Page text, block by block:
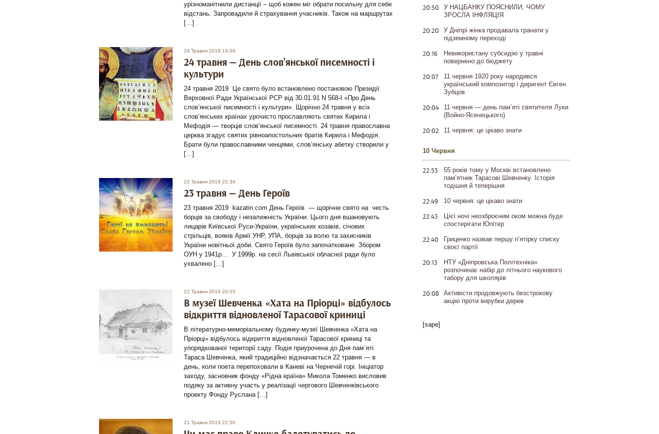
урізноманітнили дистанції – щоб кожен міг обрати посильну для себе
відстань. Запровадили й страхування учасників. Також на маршрутах
[…]
24 Травня 2019 14:09
24 травня — День слов’янської писемності і
культури
24 травня 2019 Це свято було встановлено постановою Президії
Верховної Ради Української РСР від 30.01.91 N 568-I «Про День
слов’янської писемності і культури». Щорічно 24 травня у всіх
слов’янських країнах урочисто прославляють святих Кирила і
Мефодія — творців слов’янської писемності. 24 травня православна
церква згадує святих рівноапостольних братів Кирила і Мефодія.
Брати були православними ченцями, слов’янську абетку створили у
[…]
23 Травня 2019 22:34
23 травня — День Героїв
23 травня 2019 kazatin.com День Героїв — щорічне свято на честь
борців за свободу і незалежність України. Цього дня вшановують
лицарів Київської Руси-України, українських козаків, січових
стрільців, вояків Армії УНР, УПА, борців за волю та захисників
України новітньої доби. Свято Героїв було започатковане Збором
ОУН у 1941р… У 1999р. на сесії Львівської обласної ради було
ухвалено […]
22 Травня 2019 20:03
В музеї Шевченка «Хата на Пріорці» відбулось
відкриття відновленої Тарасової криниці
В літературно-меморіальному будинку-музеї Шевченка «Хата на
Пріорці» відбулось відкриття відновленої Тарасової криниці та
упорядкованої території саду. Подія приурочена до Дня пам`яті
Тараса Шевченка, який традиційно відзначається 22 травня — в
день, коли поета перепоховали в Каневі на Чернечій горі. Ініціатор
заходу, засновник фонду «Рідна країна» Микола Томенко висловив
подяку за активну участь у реалізації чергового Шевченківського
проекту Фонду Руслана […]
21 Травня 2019 22:50
20:50
У НАЦБАНКУ ПОЯСНИЛИ, ЧОМУ
ЗРОСЛА ІНФЛЯЦІЯ
20:20
У Дніпрі жінка продавала гранати у
підземному переході
20:16
Невикористану субсидію у травні
повернено до бюджету
20:07
11 червня 1920 року народився
український композитор і диригент Євген
Зубцов
20:04
11 червня — день пам’яті святителя Луки
(Войно-Ясенецького)
20:02 11 червня: це цікаво знати
10 Червня
22:53
55 років тому у Москві встановлено
пам’ятник Тарасові Шевченку. Історія
тодішня й теперішня
22:49 10 червня: це цікаво знати
22:43
Цієї ночі неозброєним оком можна буде
спостерігати Юпітер
22:40
Гриценко назвав першу п’ятірку списку
своєї партії
20:13
НТУ «Дніпровська Політехніка»
розпочинає набір до літнього наукового
табору для школярів
20:08
Активісти продовжують безстрокову
акцію проти вирубки дерев
[sape]